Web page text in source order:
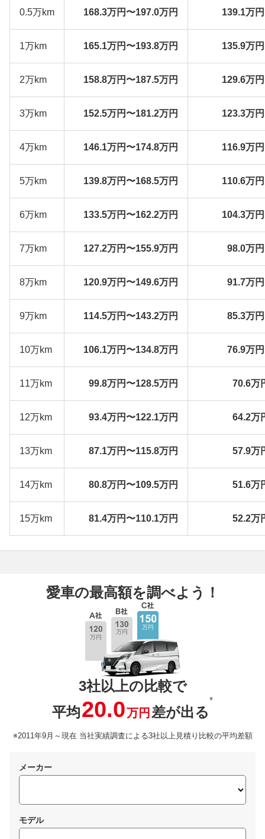
0.5万km 168.3万円〜197.0万円 139.1万
1万km 165.1万円〜193.8万円 135.9万
2万km 158.8万円〜187.5万円 129.6万
3万km 152.5万円〜181.2万円 123.3万
4万km 146.1万円〜174.8万円 116.9万
5万km 139.8万円〜168.5万円 110.6万
6万km 133.5万円〜162.2万円 104.3万
7万km 127.2万円〜155.9万円 98.0万
8万km 120.9万円〜149.6万円 91.7万
9万km 114.5万円〜143.2万円 85.3万
10万km 106.1万円〜134.8万円 76.9万
11万km 99.8万円〜128.5万円 70.6万
12万km 93.4万円〜122.1万円 64.2万
13万km 87.1万円〜115.8万円 57.9万
14万km 80.8万円〜109.5万円 51.6万
15万km 81.4万円〜110.1万円 52.2万
愛車の最高額を調べよう！
3社以上の比較で
平均20.0万円 差が出る
※
※2011年9月～現在 当社実績調査による3社以上見積り比較の平均差額
メーカー
モデル